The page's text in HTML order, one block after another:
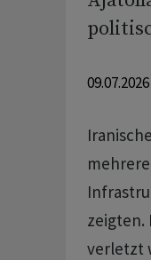
zeigten.
verletzt